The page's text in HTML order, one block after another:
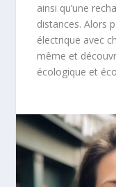
ainsi qu’une
distances. Alors
électrique avec
même et
écologique et